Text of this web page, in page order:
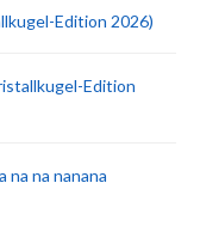
Edition 2026)
Edition
na na nanana